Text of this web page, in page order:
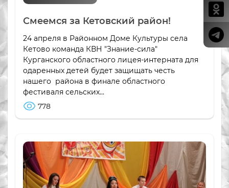
Смеемся за Кетовский район!
24 апреля в Районном Доме Культуры села
Кетово команда КВН "Знание-сила"
Курганского областного лицея-интерната для
одаренных детей будет защищать честь
нашего района в финале областного
фестиваля сельских...
778